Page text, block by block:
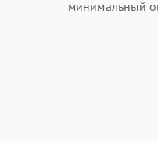
минимальный